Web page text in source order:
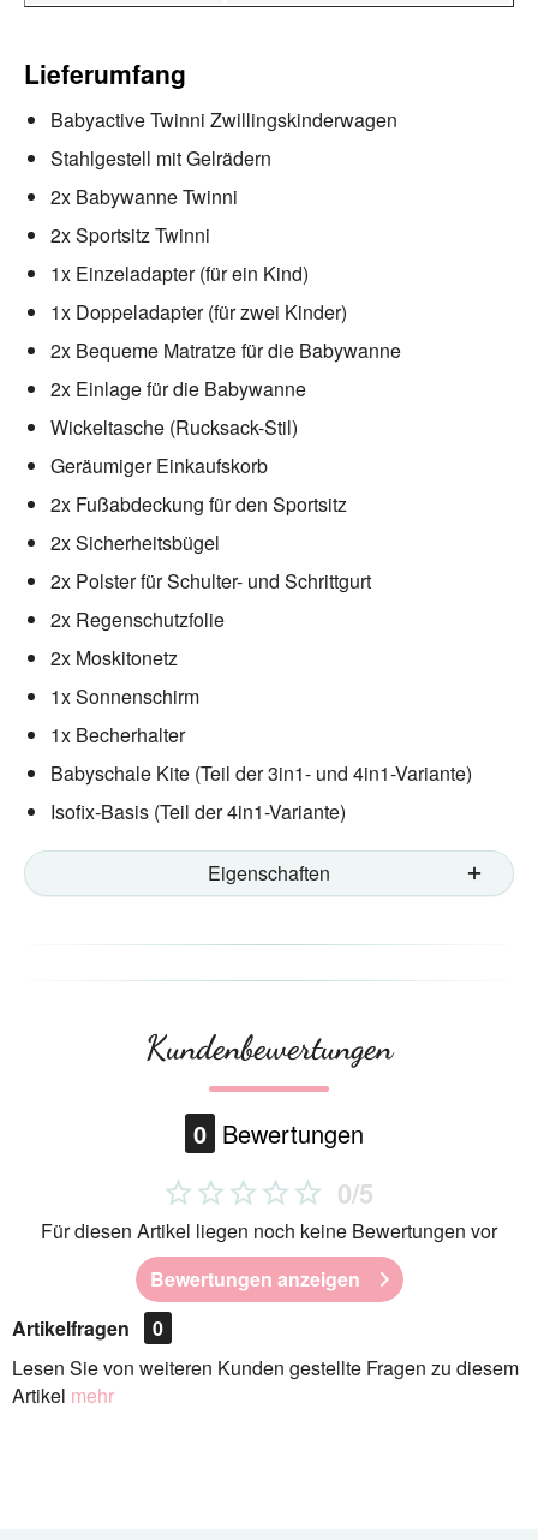
Lieferumfang
Babyactive Twinni Zwillingskinderwagen
Stahlgestell mit Gelrädern
2x Babywanne Twinni
2x Sportsitz Twinni
1x Einzeladapter (für ein Kind)
1x Doppeladapter (für zwei Kinder)
2x Bequeme Matratze für die Babywanne
2x Einlage für die Babywanne
Wickeltasche (Rucksack-Stil)
Geräumiger Einkaufskorb
2x Fußabdeckung für den Sportsitz
2x Sicherheitsbügel
2x Polster für Schulter- und Schrittgurt
2x Regenschutzfolie
2x Moskitonetz
1x Sonnenschirm
1x Becherhalter
Babyschale Kite (Teil der 3in1- und 4in1-Variante)
Isofix-Basis (Teil der 4in1-Variante)
Eigenschaften
Kundenbewertungen
0 Bewertungen
0/5
Für diesen Artikel liegen noch keine Bewertungen vor
Bewertungen anzeigen
Artikelfragen
0
Lesen Sie von weiteren Kunden gestellte Fragen zu diesem
Artikel mehr